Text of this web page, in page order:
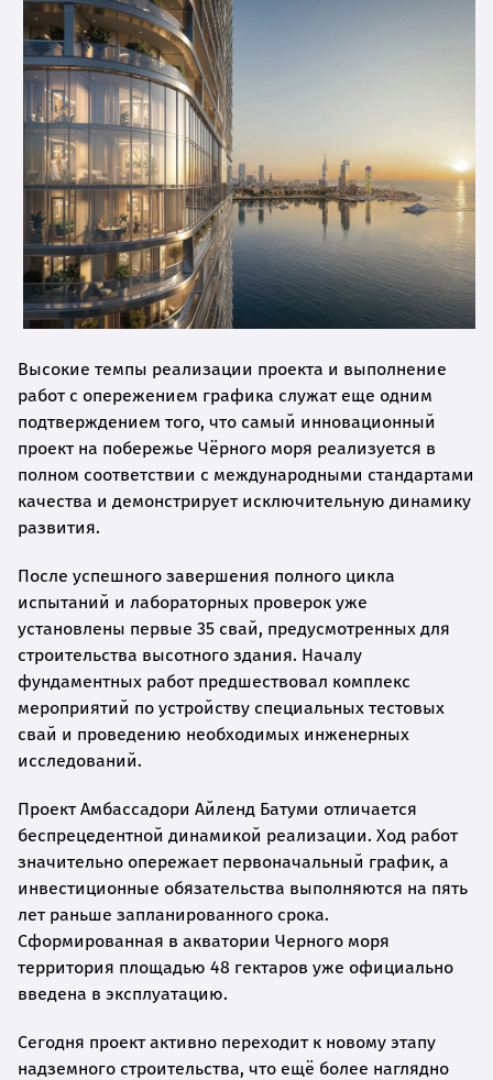
Высокие темпы реализации проекта и выполнение
работ с опережением графика служат еще одним
подтверждением того, что самый инновационный
проект на побережье Чёрного моря реализуется в
полном соответствии с международными стандартами
качества и демонстрирует исключительную динамику
развития.
После успешного завершения полного цикла
испытаний и лабораторных проверок уже
установлены первые 35 свай, предусмотренных для
строительства высотного здания. Началу
фундаментных работ предшествовал комплекс
мероприятий по устройству специальных тестовых
свай и проведению необходимых инженерных
исследований.
Проект Амбассадори Айленд Батуми отличается
беспрецедентной динамикой реализации. Ход работ
значительно опережает первоначальный график, а
инвестиционные обязательства выполняются на пять
лет раньше запланированного срока.
Сформированная в акватории Черного моря
территория площадью 48 гектаров уже официально
введена в эксплуатацию.
Сегодня проект активно переходит к новому этапу
надземного строительства, что ещё более наглядно